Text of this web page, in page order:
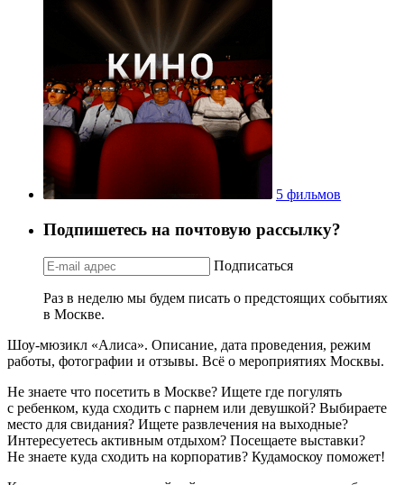
5 фильмов
Подпишетесь на почтовую рассылку?
Подписаться
Раз в неделю мы будем писать о предстоящих событиях
в Москве.
Шоу-мюзикл «Алиса». Описание, дата проведения, режим
работы, фотографии и отзывы. Всё о мероприятиях Москвы.
Не знаете что посетить в Москве? Ищете где погулять
с ребенком, куда сходить с парнем или девушкой? Выбираете
место для свидания? Ищете развлечения на выходные?
Интересуетесь активным отдыхом? Посещаете выставки?
Не знаете куда сходить на корпоратив? Кудамоскоу поможет!